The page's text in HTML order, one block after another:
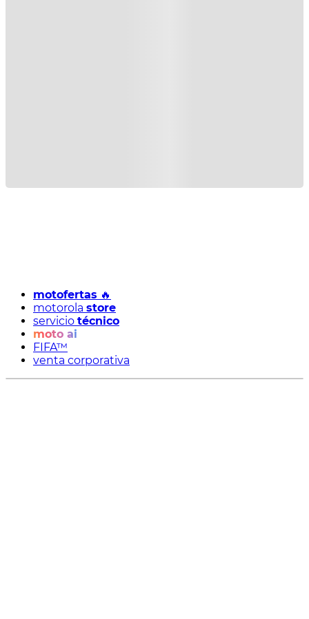
motofertas 🔥
motorola store
servicio técnico
moto ai
FIFA™
venta corporativa